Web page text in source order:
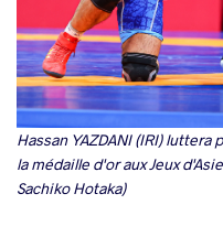
Hassan YAZDANI (IRI)
la médaille d'or aux Jeux
Sachiko Hotaka)